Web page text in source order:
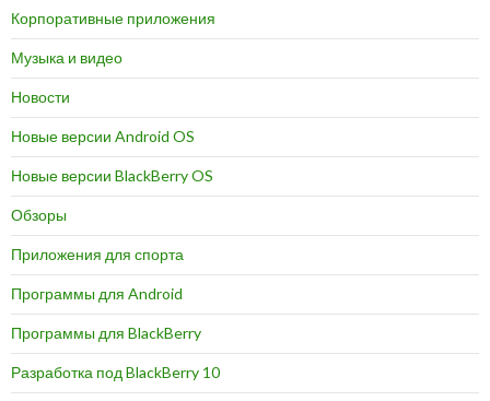
Корпоративные приложения
Музыка и видео
Новости
Новые версии Android OS
Новые версии BlackBerry OS
Обзоры
Приложения для спорта
Программы для Android
Программы для BlackBerry
Разработка под BlackBerry 10